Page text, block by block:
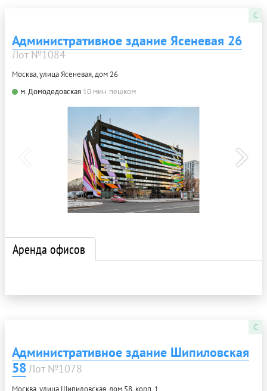
C
Административное здание Ясеневая 26
Лот №1084
Москва, улица Ясеневая, дом 26
м. Домодедовская 10 мин. пешком
Аренда офисов
C
Административное здание Шипиловская
58Лот №1078
Москва, улица Шипиловская, дом 58, корп. 1